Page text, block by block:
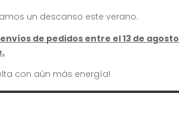
un descanso este verano.
de pedidos entre el 13 de agosto
con aún más energía!